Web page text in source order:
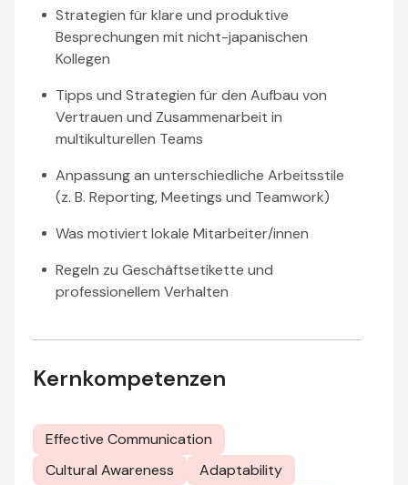
Strategien für klare und produktive
Besprechungen mit nicht-japanischen
Kollegen
Tipps und Strategien für den Aufbau von
Vertrauen und Zusammenarbeit in
multikulturellen Teams
Anpassung an unterschiedliche Arbeitsstile
(z. B. Reporting, Meetings und Teamwork)
Was motiviert lokale Mitarbeiter/innen
Regeln zu Geschäftsetikette und
professionellem Verhalten
Kernkompetenzen
Effective Communication
Cultural Awareness
Adaptability